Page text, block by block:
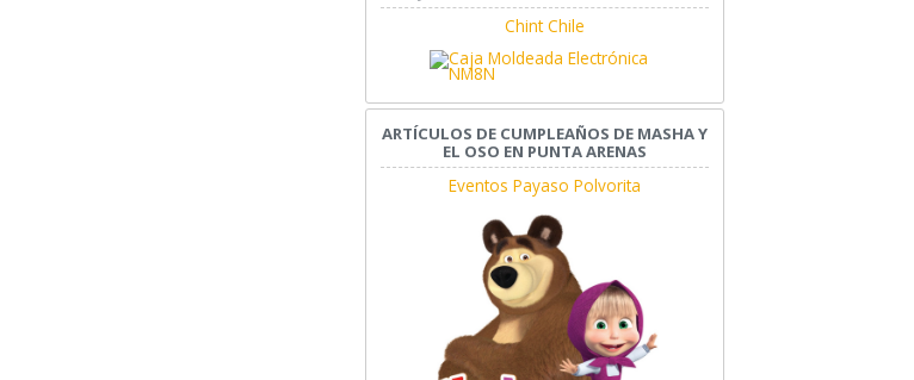
Chint Chile
ARTÍCULOS DE CUMPLEAÑOS DE MASHA Y
EL OSO EN PUNTA ARENAS
Eventos Payaso Polvorita